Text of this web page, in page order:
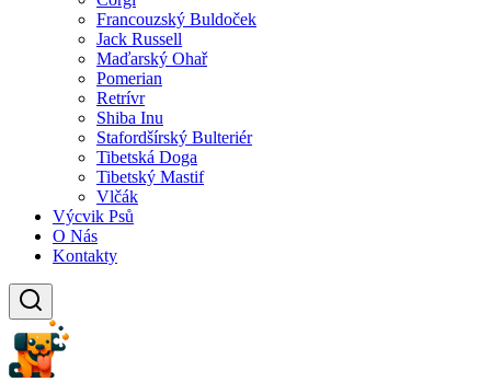
Francouzský Buldoček
Jack Russell
Maďarský Ohař
Pomerian
Retrívr
Shiba Inu
Stafordšírský Bulteriér
Tibetská Doga
Tibetský Mastif
Vlčák
Výcvik Psů
O Nás
Kontakty